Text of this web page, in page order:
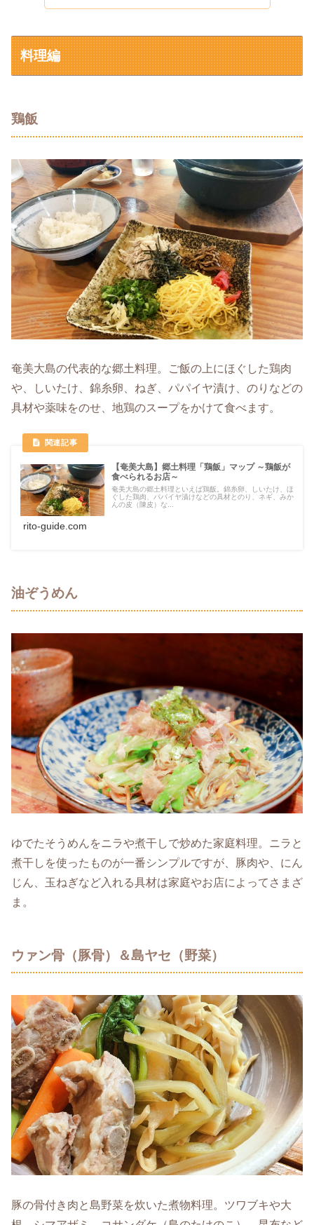
料理編
鶏飯
奄美大島の代表的な郷土料理。ご飯の上にほぐした鶏肉
や、しいたけ、錦糸卵、ねぎ、パパイヤ漬け、のりなどの
具材や薬味をのせ、地鶏のスープをかけて食べます。
【奄美大島】郷土料理「鶏飯」マップ ～鶏飯が
食べられるお店～
奄美大島の郷土料理といえば鶏飯。錦糸卵、しいたけ、ほ
ぐした鶏肉、パパイヤ漬けなどの具材とのり、ネギ、みか
んの皮（陳皮）な...
rito-guide.com
油ぞうめん
ゆでたそうめんをニラや煮干しで炒めた家庭料理。ニラと
煮干しを使ったものが一番シンプルですが、豚肉や、にん
じん、玉ねぎなど入れる具材は家庭やお店によってさまざ
ま。
ウァン骨（豚骨）＆島ヤセ（野菜）
豚の骨付き肉と島野菜を炊いた煮物料理。ツワブキや大